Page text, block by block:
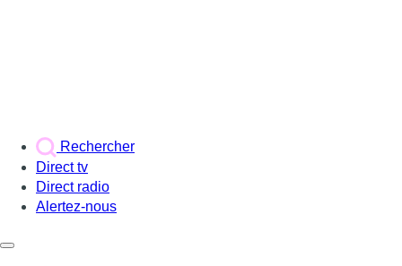
Rechercher
Direct tv
Direct radio
Alertez-nous